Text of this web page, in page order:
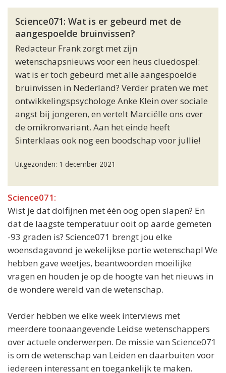
Science071: Wat is er gebeurd met de
aangespoelde bruinvissen?
Redacteur Frank zorgt met zijn
wetenschapsnieuws voor een heus cluedospel:
wat is er toch gebeurd met alle aangespoelde
bruinvissen in Nederland? Verder praten we met
ontwikkelingspsychologe Anke Klein over sociale
angst bij jongeren, en vertelt Marciëlle ons over
de omikronvariant. Aan het einde heeft
Sinterklaas ook nog een boodschap voor jullie!
Uitgezonden: 1 december 2021
Science071:
Wist je dat dolfijnen met één oog open slapen? En
dat de laagste temperatuur ooit op aarde gemeten
-93 graden is? Science071 brengt jou elke
woensdagavond je wekelijkse portie wetenschap! We
hebben gave weetjes, beantwoorden moeilijke
vragen en houden je op de hoogte van het nieuws in
de wondere wereld van de wetenschap.
Verder hebben we elke week interviews met
meerdere toonaangevende Leidse wetenschappers
over actuele onderwerpen. De missie van Science071
is om de wetenschap van Leiden en daarbuiten voor
iedereen interessant en toegankelijk te maken.